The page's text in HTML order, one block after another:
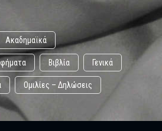
Ακαδημαϊκά
Βιβλία Γενικά
Ομιλίες – Δηλώσεις